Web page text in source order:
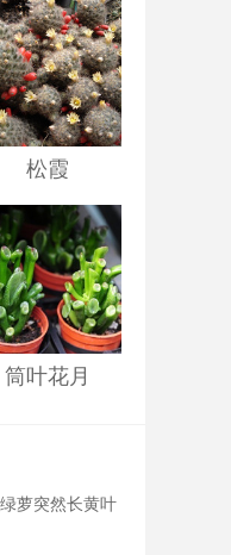
松霞
筒叶花月
萝突然长黄叶